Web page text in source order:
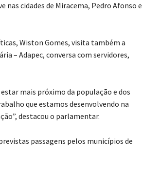
cidades de Miracema, Pedro Afonso e
Wiston Gomes, visita também a
– Adapec, conversa com servidores,
mais próximo da população e dos
que estamos desenvolvendo na
destacou o parlamentar.
passagens pelos municípios de